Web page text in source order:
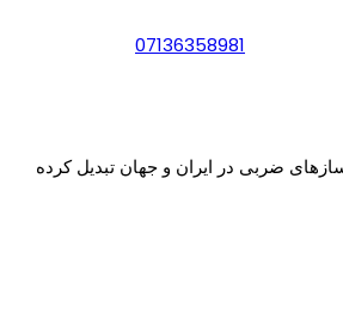
07136358981
ضربی در ایران و جهان تبدیل کرده